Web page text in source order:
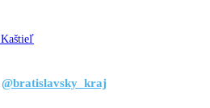
@bratislavsky_kraj